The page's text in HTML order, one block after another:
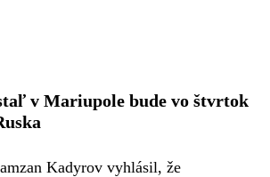
v Mariupole bude vo štvrtok
Kadyrov vyhlásil, že